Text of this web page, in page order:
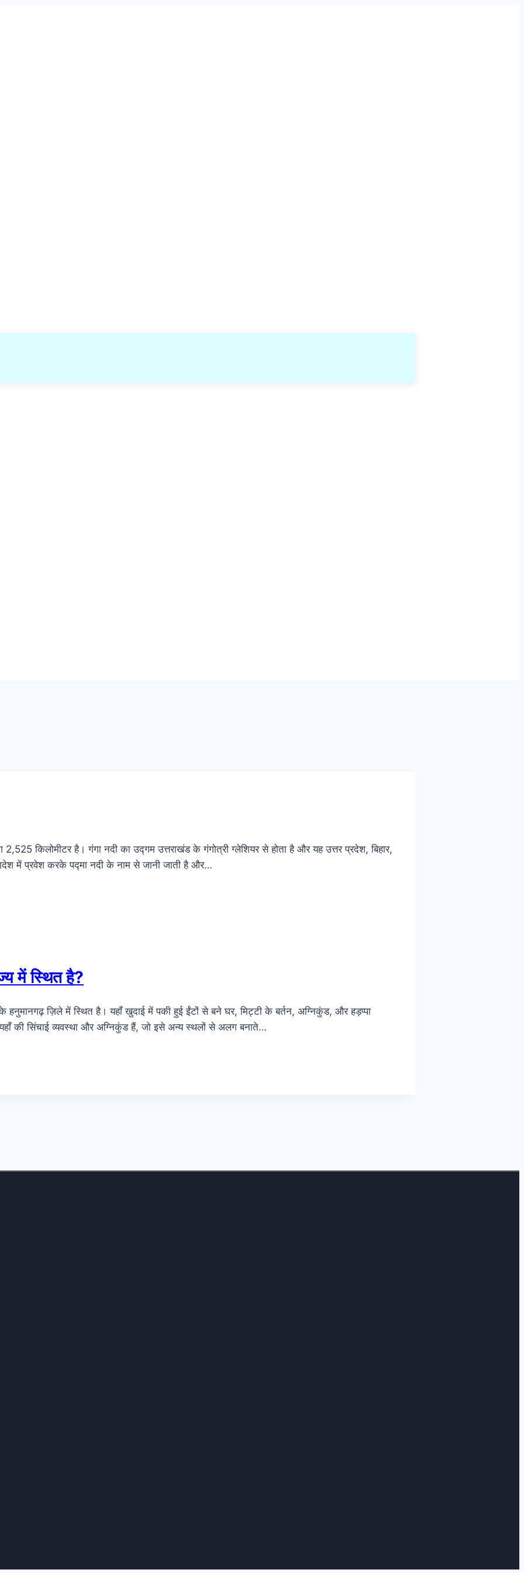
किलोमीटर है। गंगा नदी का उद्गम उत्तराखंड के गंगोत्री ग्लेशियर से होता है और यह उत्तर प्रदेश, बिहार,
में प्रवेश करके पद्मा नदी के नाम से जानी जाती है और…
में स्थित है?
हनुमानगढ़ ज़िले में स्थित है। यहाँ खुदाई में पकी हुई ईंटों से बने घर, मिट्टी के बर्तन, अग्निकुंड, और हड़प्पा
की सिंचाई व्यवस्था और अग्निकुंड हैं, जो इसे अन्य स्थलों से अलग बनाते…